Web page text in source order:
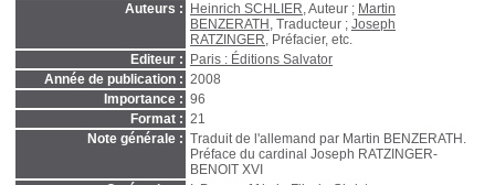
Auteurs :
Heinrich SCHLIER, Auteur ; Martin
BENZERATH , Traducteur ; Joseph
RATZINGER, Préfacier, etc.
Editeur :
Paris : Éditions Salvator
Année de publication : 2008
Importance : 96
Format : 21
Note générale : Traduit de l'allemand par Martin BENZERATH.
Préface du cardinal Joseph RATZINGER-
BENOIT XVI